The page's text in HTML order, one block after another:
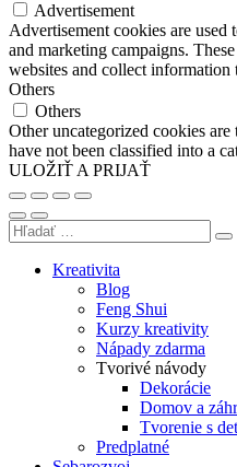
Advertisement
Advertisement cookies are
and marketing campaigns.
websites and collect information
Others
Others
Other uncategorized cookies are
have not been classified into a
ULOŽIŤ A PRIJAŤ
Kreativita
Blog
Feng Shui
Kurzy kreativity
Nápady zdarma
Tvorivé návody
Dekorácie
Domov a
Tvorenie s
Predplatné